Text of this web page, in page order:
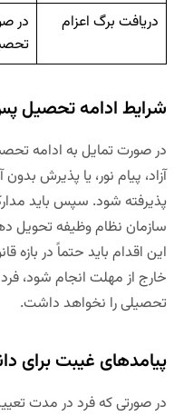
دریافت برگ اعزام
در
شرایط ادامه تحصیل
در صورت تمایل به ادامه
آزاد، پیام نور، یا پذیرش
پذیرفته شود. سپس باید
سازمان نظام وظیفه تحویل
این اقدام باید حتماً در بازه
خارج از مهلت انجام شود،
تحصیلی را نخواهد داشت.
پیامدهای غیبت برای
در صورتی که فرد در مدت